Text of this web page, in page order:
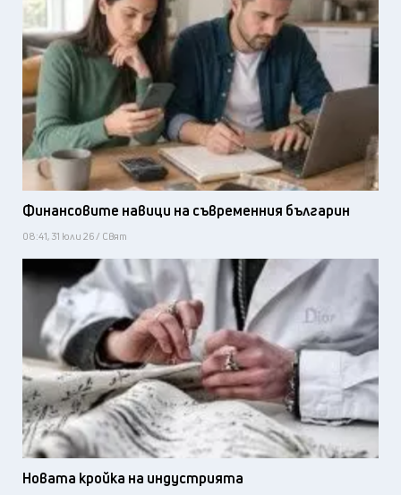
Финансовите навици на съвременния българин
08:41, 31 юли 26 / Свят
Новата кройка на индустрията